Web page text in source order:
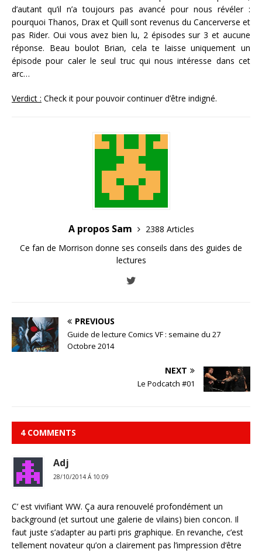
d’autant qu’il n’a toujours pas avancé pour nous révéler :
pourquoi Thanos, Drax et Quill sont revenus du Cancerverse et
pas Rider. Oui vous avez bien lu, 2 épisodes sur 3 et aucune
réponse. Beau boulot Brian, cela te laisse uniquement un
épisode pour caler le seul truc qui nous intéresse dans cet
arc…
Verdict : Check it pour pouvoir continuer d’être indigné.
A propos Sam
2388 Articles
Ce fan de Morrison donne ses conseils dans des guides de
lectures
PREVIOUS
Guide de lecture Comics VF : semaine du 27
Octobre 2014
NEXT
Le Podcatch #01
4 COMMENTS
Adj
28/10/2014 Á 10:09
C’ est vivifiant WW. Ça aura renouvelé profondément un
background (et surtout une galerie de vilains) bien concon. Il
faut juste s’adapter au parti pris graphique. En revanche, c’est
tellement novateur qu’on a clairement pas l’impression d’être